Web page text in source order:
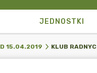
JEDNOSTKI
15.04.2019 KLUB